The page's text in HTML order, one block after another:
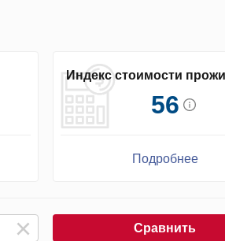
Индекс стоимости
56
Подробнее
Сравнить